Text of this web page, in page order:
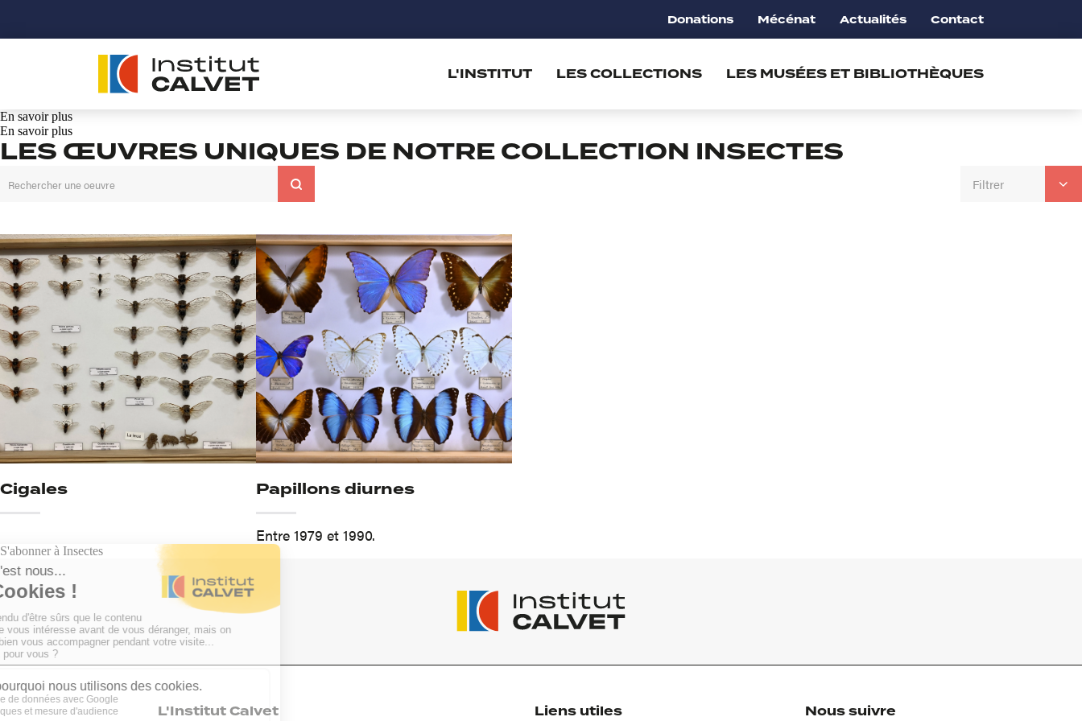
Donations Mécénat Actualités Contact
L'INSTITUT LES COLLECTIONS LES MUSÉES ET BIBLIOTHÈQUES
En savoir plus
En savoir plus
LES ŒUVRES UNIQUES DE NOTRE COLLECTION INSECTES
Filtrer
Cigales Papillons diurnes
Entre 1979 et 1990.
S'abonner à Insectes
L'Institut Calvet Liens utiles Nous suivre